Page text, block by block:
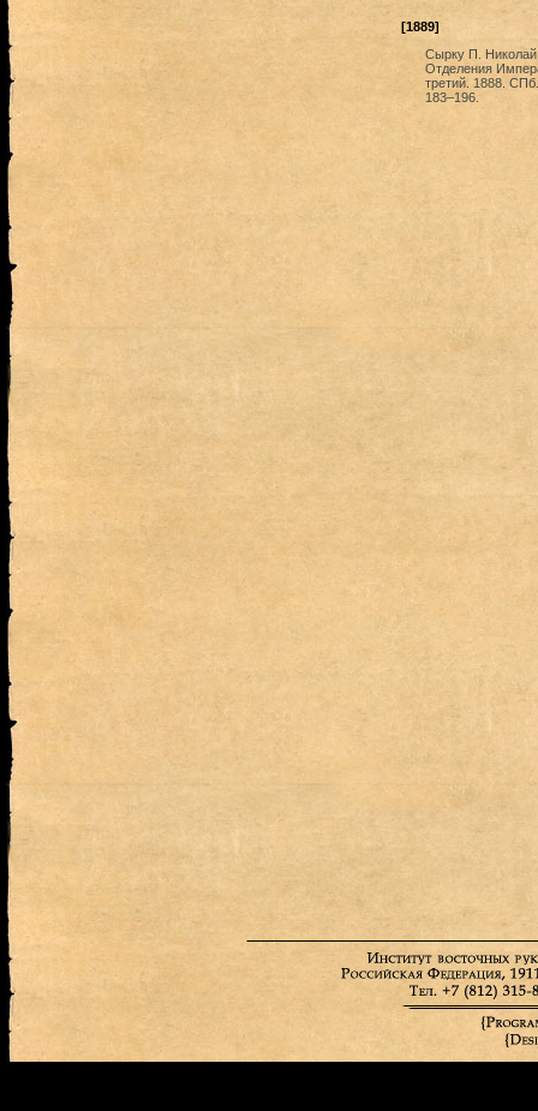
[1889]
Сырку П. Николай
Отделения
третий. 1888.
183–196.